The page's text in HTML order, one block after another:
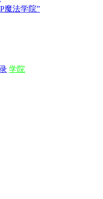
魔法学院”
学院